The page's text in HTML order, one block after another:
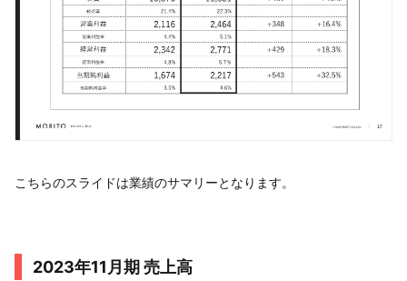
こちらのスライドは業績のサマリーとなります。
2023年11月期 売上高